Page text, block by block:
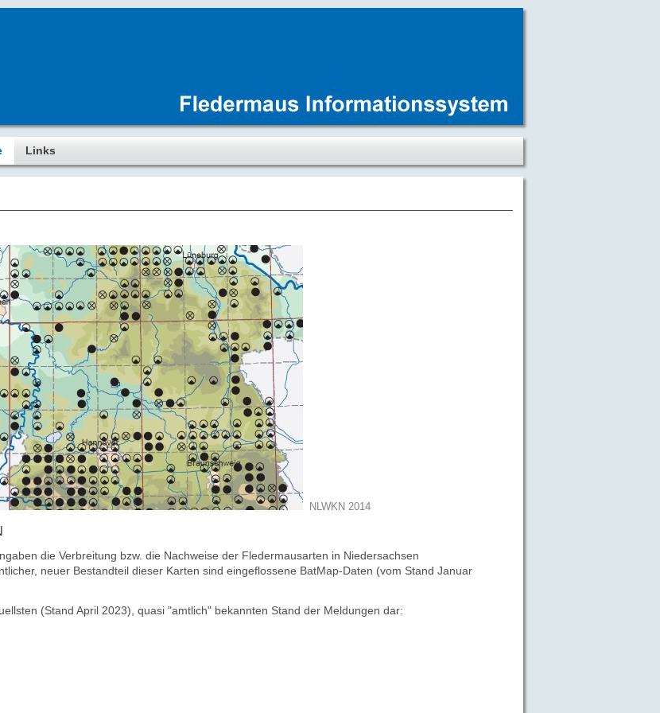
Links
NLWKN 2014
die Verbreitung bzw. die Nachweise der Fledermausarten in Niedersachsen
neuer Bestandteil dieser Karten sind eingeflossene BatMap-Daten (vom Stand Januar
(Stand April 2023) , quasi "amtlich" bekannten Stand der Meldungen dar: